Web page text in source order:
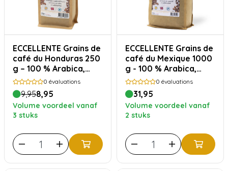
ECCELLENTE Grains de
café du Honduras 250
g – 100 % Arabica,
équilibré et raffiné
0 évaluations
9,958,95
Volume voordeel vanaf
3 stuks
ECCELLENTE Grains de
café du Mexique 1000
g - 100 % Arabica,
doux et accessible
0 évaluations
31,95
Volume voordeel vanaf
2 stuks